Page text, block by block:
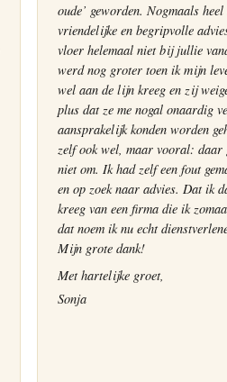
oude’ geworden. Nogmaals
vriendelijke en begripvolle
vloer helemaal niet bij jullie
werd nog groter toen ik mijn
wel aan de lijn kreeg en zij
plus dat ze me nogal onaardig
aansprakelijk konden worden
zelf ook wel, maar vooral: daar
niet om. Ik had zelf een fout
en op zoek naar advies. Dat ik
kreeg van een firma die ik
dat noem ik nu echt
Mijn grote dank!
Met hartelijke groet,
Sonja